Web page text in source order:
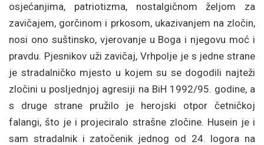
osjećanjima, patriotizma, nostalgičnom željom za
zavičajem, gorčinom i prkosom, ukazivanjem na zločin,
nosi ono suštinsko, vjerovanje u Boga i njegovu moć i
pravdu. Pjesnikov uži zavičaj, Vrhpolje je s jedne strane
je stradalničko mjesto u kojem su se dogodili najteži
zločini u posljednjoj agresiji na BiH 1992/95. godine, a
s druge strane pružilo je herojski otpor četničkoj
falangi, što je i projeciralo strašne zločine. Husein je i
sam stradalnik i zatočenik jednog od 24. logora na